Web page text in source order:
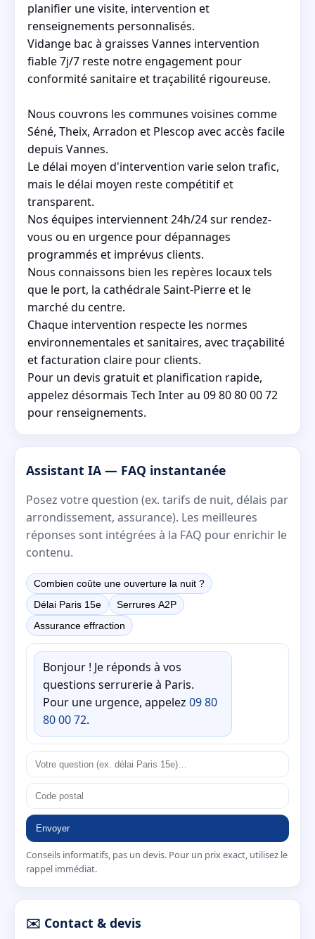
planifier une visite, intervention et
renseignements personnalisés.
Vidange bac à graisses Vannes intervention
fiable 7j/7 reste notre engagement pour
conformité sanitaire et traçabilité rigoureuse.
Nous couvrons les communes voisines comme
Séné, Theix, Arradon et Plescop avec accès facile
depuis Vannes.
Le délai moyen d'intervention varie selon trafic,
mais le délai moyen reste compétitif et
transparent.
Nos équipes interviennent 24h/24 sur rendez-
vous ou en urgence pour dépannages
programmés et imprévus clients.
Nous connaissons bien les repères locaux tels
que le port, la cathédrale Saint-Pierre et le
marché du centre.
Chaque intervention respecte les normes
environnementales et sanitaires, avec traçabilité
et facturation claire pour clients.
Pour un devis gratuit et planification rapide,
appelez désormais Tech Inter au 09 80 80 00 72
pour renseignements.
Assistant IA — FAQ instantanée
Posez votre question (ex. tarifs de nuit, délais par
arrondissement, assurance). Les meilleures
réponses sont intégrées à la FAQ pour enrichir le
contenu.
Combien coûte une ouverture la nuit ?
Délai Paris 15e
Serrures A2P
Assurance effraction
Bonjour ! Je réponds à vos
questions serrurerie à Paris.
Pour une urgence, appelez 09 80
80 00 72.
Envoyer
Conseils informatifs, pas un devis. Pour un prix exact, utilisez le
rappel immédiat.
✉️ Contact & devis